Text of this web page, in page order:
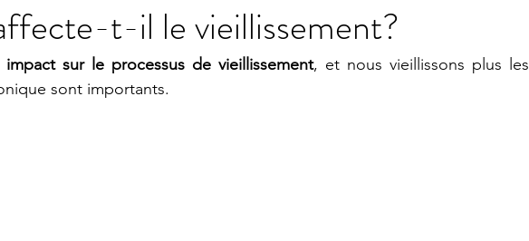
t-il le vieillissement?
sur le processus de vieillissement, et nous vieillissons plus les
sont importants.